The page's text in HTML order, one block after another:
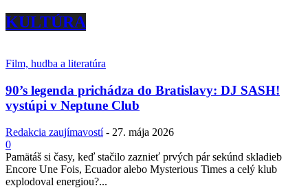
KULTÚRA
Film, hudba a literatúra
90’s legenda prichádza do Bratislavy: DJ SASH!
vystúpi v Neptune Club
Redakcia zaujímavostí - 27. mája 2026
0
Pamätáš si časy, keď stačilo zaznieť prvých pár sekúnd skladieb
Encore Une Fois, Ecuador alebo Mysterious Times a celý klub
explodoval energiou?...